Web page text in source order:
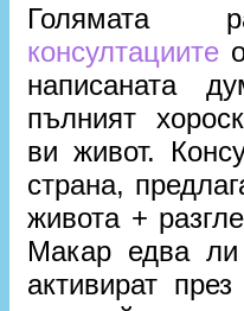
Голямата
консултациите
написаната
пълният
ви живот.
страна,
живота +
Макар едва
активират